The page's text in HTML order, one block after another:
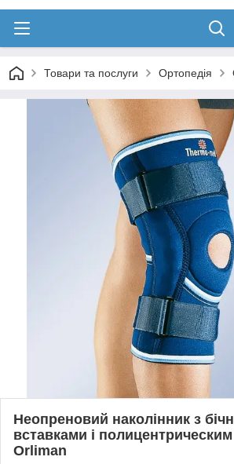
Товари та послуги Ортопедія
Неопреновий наколінник з
вставками і
Orliman